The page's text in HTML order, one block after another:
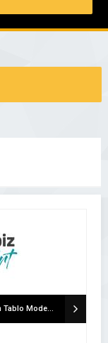
Cam Tablo Kişiye Özel Cam Tablo İdealizbiz Cam Tablo Modelleri